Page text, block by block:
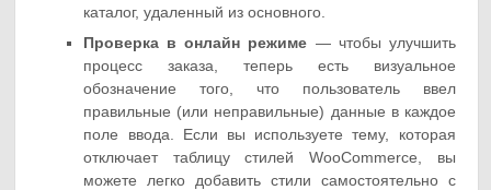
каталог, удаленный из основного.
Проверка в онлайн режиме — чтобы улучшить
процесс заказа, теперь есть визуальное
обозначение того, что пользователь ввел
правильные (или неправильные) данные в каждое
поле ввода. Если вы используете тему, которая
отключает таблицу стилей WooCommerce, вы
можете легко добавить стили самостоятельно с